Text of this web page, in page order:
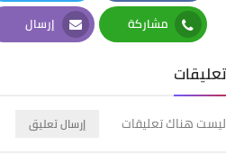
Facebook
Twitter
مشاركة
Whatsapp
إرسال
Email
تعليقات
ليست هناك تعليقات إرسال تعليق